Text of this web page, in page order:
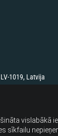
vislabākā
sīkfailu
1019, Latvija